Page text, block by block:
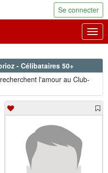
Se connecter
- Célibataires 50+
l'amour au Club-